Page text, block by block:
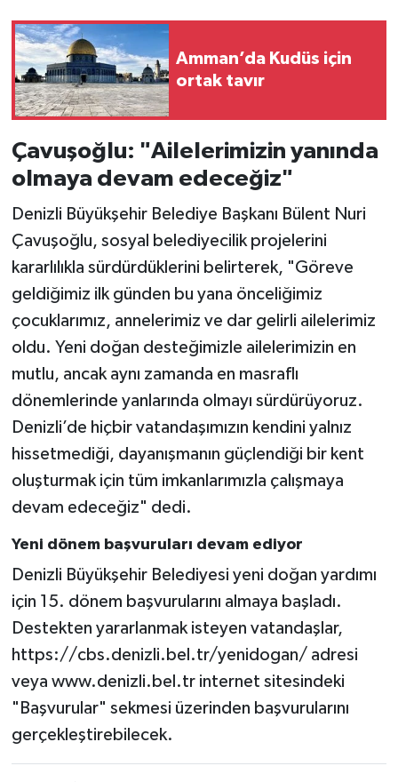
Amman’da Kudüs için
ortak tavır
Çavuşoğlu: "Ailelerimizin yanında
olmaya devam edeceğiz"
Denizli Büyükşehir Belediye Başkanı Bülent Nuri
Çavuşoğlu, sosyal belediyecilik projelerini
kararlılıkla sürdürdüklerini belirterek, "Göreve
geldiğimiz ilk günden bu yana önceliğimiz
çocuklarımız, annelerimiz ve dar gelirli ailelerimiz
oldu. Yeni doğan desteğimizle ailelerimizin en
mutlu, ancak aynı zamanda en masraflı
dönemlerinde yanlarında olmayı sürdürüyoruz.
Denizli’de hiçbir vatandaşımızın kendini yalnız
hissetmediği, dayanışmanın güçlendiği bir kent
oluşturmak için tüm imkanlarımızla çalışmaya
devam edeceğiz" dedi.
Yeni dönem başvuruları devam ediyor
Denizli Büyükşehir Belediyesi yeni doğan yardımı
için 15. dönem başvurularını almaya başladı.
Destekten yararlanmak isteyen vatandaşlar,
https://cbs.denizli.bel.tr/yenidogan/ adresi
veya www.denizli.bel.tr internet sitesindeki
"Başvurular" sekmesi üzerinden başvurularını
gerçekleştirebilecek.